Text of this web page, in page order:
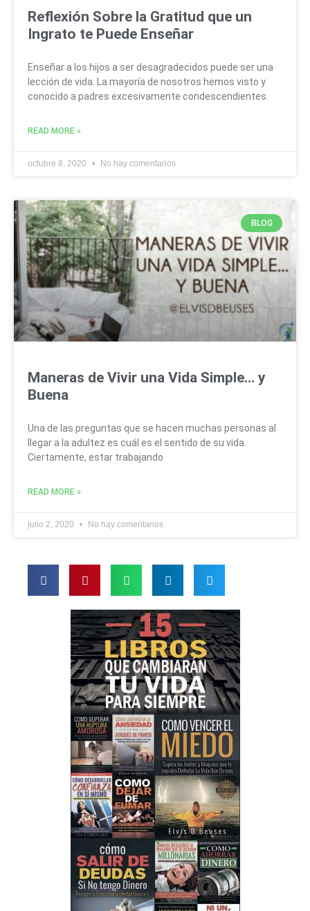
Reflexión Sobre la Gratitud que un
Ingrato te Puede Enseñar
Enseñar a los hijos a ser desagradecidos puede ser una
lección de vida. La mayoría de nosotros hemos visto y
conocido a padres excesivamente condescendientes.
READ MORE »
octubre 8, 2020 No hay comentarios
BLOG
Maneras de Vivir una Vida Simple… y
Buena
Una de las preguntas que se hacen muchas personas al
llegar a la adultez es cuál es el sentido de su vida.
Ciertamente, estar trabajando
READ MORE »
julio 2, 2020 No hay comentarios